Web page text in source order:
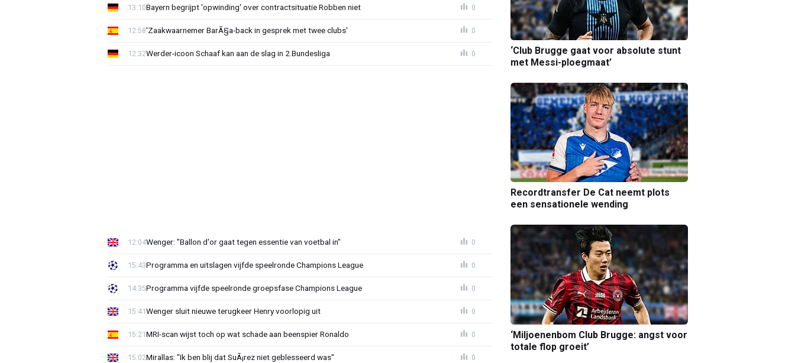
Bayern begrijpt 'opwinding' over contractsituatie Robben niet
13:10 0
'Zaakwaarnemer BarÃ§a-back in gesprek met twee clubs'
12:58 0
Werder-icoon Schaaf kan aan de slag in 2.Bundesliga
12:32 0
Wenger: "Ballon d'or gaat tegen essentie van voetbal in"
12:04 0
Programma en uitslagen vijfde speelronde Champions League
15:43 0
Programma vijfde speelronde groepsfase Champions League
14:35 0
Wenger sluit nieuwe terugkeer Henry voorlopig uit
15:41 0
MRI-scan wijst toch op wat schade aan beenspier Ronaldo
15:21 0
Mirallas: "Ik ben blij dat SuÃ¡rez niet geblesseerd was"
15:02 0
‘Club Brugge gaat voor absolute stunt
met Messi-ploegmaat’
Recordtransfer De Cat neemt plots
een sensationele wending
‘Miljoenenbom Club Brugge: angst voor
totale flop groeit’